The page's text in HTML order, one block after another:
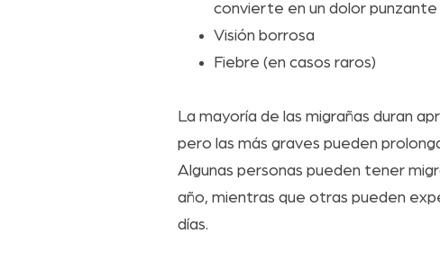
convierte en un dolor punzante
Visión borrosa
Fiebre (en casos raros)
La mayoría de las migrañas duran
pero las más graves pueden
Algunas personas pueden tener
año, mientras que otras pueden
días.